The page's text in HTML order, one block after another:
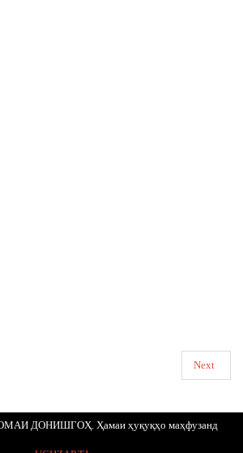
Next
ДОНИШГОҲ. Ҳамаи ҳуқуқҳо маҳфузанд